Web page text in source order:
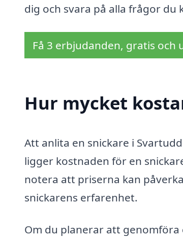
dig och svara på alla frågor du
Få 3 erbjudanden, gratis och
Hur mycket
Att anlita en snickare i
ligger kostnaden för en
notera att priserna kan
snickarens erfarenhet.
Om du planerar att